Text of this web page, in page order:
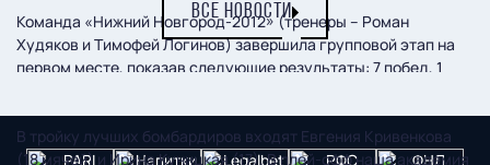
Команда «Нижний Новгород-2012» (тренеры – Роман
Худяков и Тимофей Логинов) завершила групповой этап на
первом месте, показав следующие результаты: 7 побед, 1
В тройку лучших бомбардиров входят Евгения Кривенкова
(18 мячей) и Ирина Куницкая (17). В плей-офф наша академия
ВСЕ НОВОСТИ